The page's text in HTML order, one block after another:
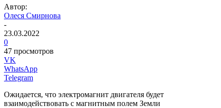
Автор:
Олеся Смирнова
-
23.03.2022
0
47 просмотров
VK
WhatsApp
Telegram
Ожидается, что электромагнит двигателя будет
взаимодействовать с магнитным полем Земли